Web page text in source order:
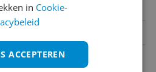
1 van 4
in Cookie-
ACCEPTEREN